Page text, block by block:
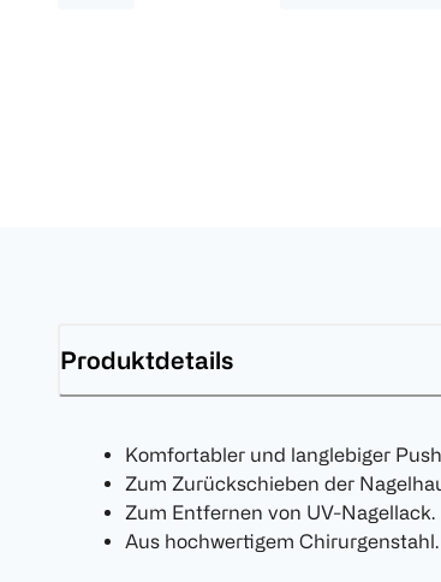
Produktdetails
Komfortabler und langlebiger
Zum Zurückschieben der
Zum Entfernen von UV-Nagellack.
Aus hochwertigem Chirurgenstahl.